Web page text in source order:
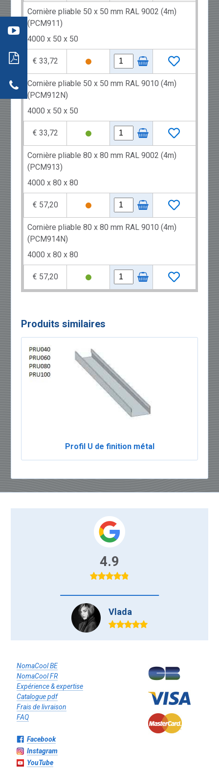
Cornière pliable 50 x 50 mm RAL 9002 (4m)
(PCM911)
4000 x 50 x 50
€ 33,72
Cornière pliable 50 x 50 mm RAL 9010 (4m)
(PCM912N)
4000 x 50 x 50
€ 33,72
Cornière pliable 80 x 80 mm RAL 9002 (4m)
(PCM913)
4000 x 80 x 80
€ 57,20
Cornière pliable 80 x 80 mm RAL 9010 (4m)
(PCM914N)
4000 x 80 x 80
€ 57,20
Produits similaires
Profil U de finition métal
4.9
Vlada
NomaCool BE
NomaCool FR
Expérience & expertise
Catalogue pdf
Frais de livraison
FAQ
Facebook
Instagram
YouTube
les